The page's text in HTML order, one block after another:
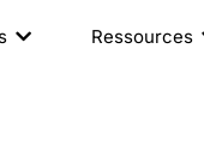
Ressources